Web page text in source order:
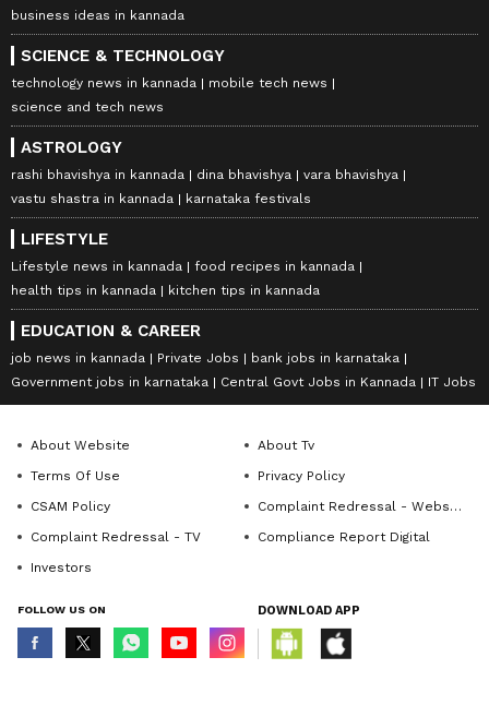
business ideas in kannada
SCIENCE & TECHNOLOGY
technology news in kannada
mobile tech news
science and tech news
ASTROLOGY
rashi bhavishya in kannada dina bhavishya
vara bhavishya
vastu shastra in kannada
karnataka festivals
LIFESTYLE
Lifestyle news in kannada
food recipes in kannada
health tips in kannada
kitchen tips in kannada
EDUCATION & CAREER
job news in kannada Private Jobs
bank jobs in karnataka
Government jobs in karnataka
Central Govt Jobs in Kannada IT Jobs
About Website
About Tv
Terms Of Use
Privacy Policy
CSAM Policy
Complaint Redressal - Website
Complaint Redressal - TV
Compliance Report Digital
Investors
FOLLOW US ON DOWNLOAD APP